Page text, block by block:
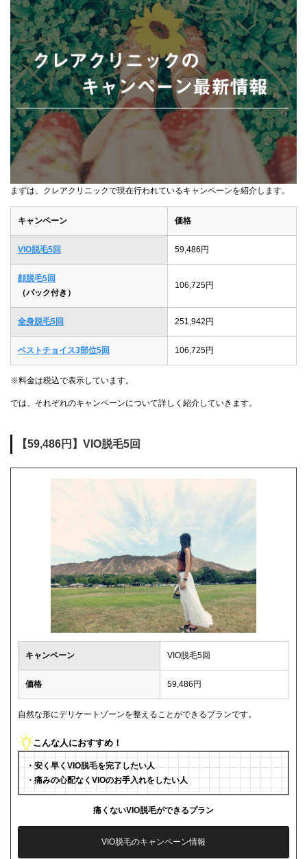
まずは、クレアクリニックで現在行われているキャンペーンを紹介します。
キャンペーン 価格
VIO脱毛5回 59,486円
顔脱毛5回
（パック付き）
106,725円
全身脱毛5回 251,942円
ベストチョイス3部位5回 106,725円
※料金は税込で表示しています。
では、それぞれのキャンペーンについて詳しく紹介していきます。
【59,486円】VIO脱毛5回
キャンペーン VIO脱毛5回
価格 59,486円
自然な形にデリケートゾーンを整えることができるプランです。
こんな人におすすめ！
・安く早くVIO脱毛を完了したい人
・痛みの心配なくVIOのお手入れをしたい人
痛くないVIO脱毛ができるプラン
VIO脱毛のキャンペーン情報